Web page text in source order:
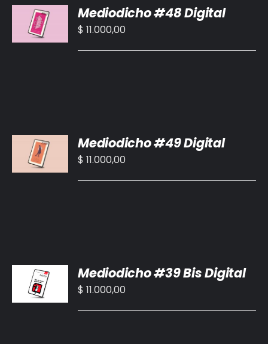
AL
CARRITO
/
Mediodicho #48 Digital
$ 11.000,00
AL
CARRITO
/
Mediodicho #49 Digital
$ 11.000,00
AL
CARRITO
/
Mediodicho #39 Bis Digital
$ 11.000,00